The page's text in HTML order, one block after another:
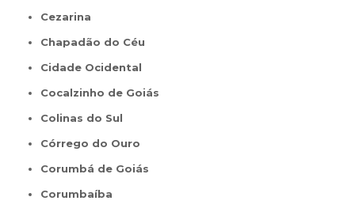
Cezarina
Chapadão do Céu
Cidade Ocidental
Cocalzinho de Goiás
Colinas do Sul
Córrego do Ouro
Corumbá de Goiás
Corumbaíba